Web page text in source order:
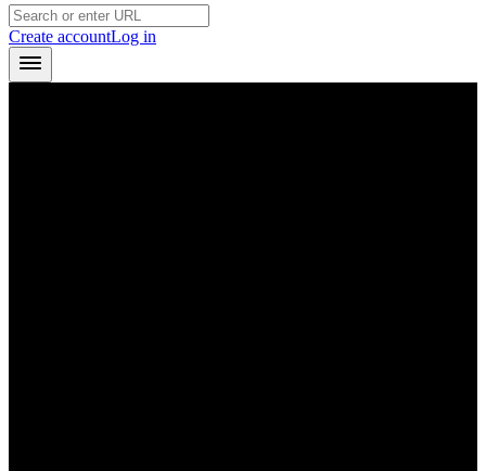
Create accountLog in